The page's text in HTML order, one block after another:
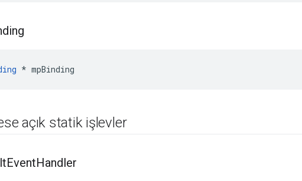
* mpBinding
açık statik işlevler
EventHandler